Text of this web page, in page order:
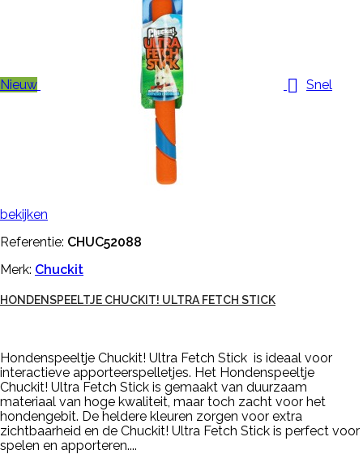
Nieuw  Snel
bekijken
Referentie: CHUC52088
Merk: Chuckit
HONDENSPEELTJE CHUCKIT! ULTRA FETCH STICK
Hondenspeeltje Chuckit! Ultra Fetch Stick is ideaal voor
interactieve apporteerspelletjes. Het Hondenspeeltje
Chuckit! Ultra Fetch Stick is gemaakt van duurzaam
materiaal van hoge kwaliteit, maar toch zacht voor het
hondengebit. De heldere kleuren zorgen voor extra
zichtbaarheid en de Chuckit! Ultra Fetch Stick is perfect voor
spelen en apporteren....